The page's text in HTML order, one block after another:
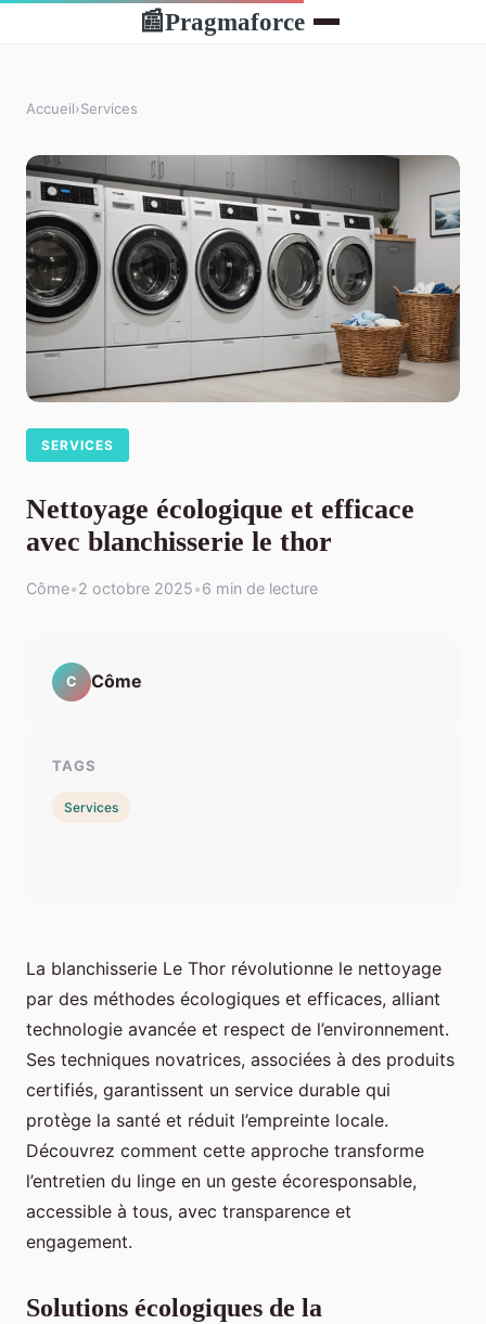
📰Pragmaforce
Accueil›Services
SERVICES
Nettoyage écologique et efficace
avec blanchisserie le thor
Côme•2 octobre 2025•6 min de lecture
La blanchisserie Le Thor révolutionne le nettoyage
par des méthodes écologiques et efficaces, alliant
technologie avancée et respect de l’environnement.
Ses techniques novatrices, associées à des produits
certifiés, garantissent un service durable qui
protège la santé et réduit l’empreinte locale.
Découvrez comment cette approche transforme
l’entretien du linge en un geste écoresponsable,
accessible à tous, avec transparence et
engagement.
Solutions écologiques de la
C Côme
TAGS
Services